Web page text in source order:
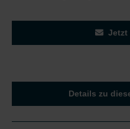
Jetzt
Details zu